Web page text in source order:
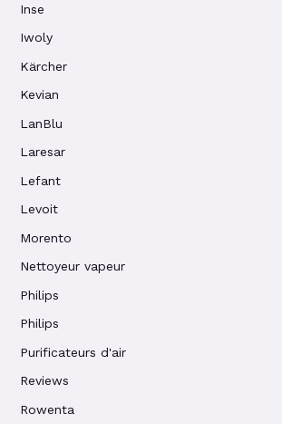
Inse
Iwoly
Kärcher
Kevian
LanBlu
Laresar
Lefant
Levoit
Morento
Nettoyeur vapeur
Philips
Philips
Purificateurs d'air
Reviews
Rowenta